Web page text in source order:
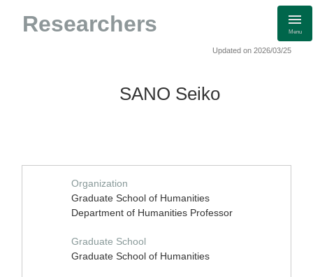
Researchers Menu
Updated on 2026/03/25
SANO Seiko
Organization
Graduate School of Humanities
Department of Humanities Professor
Graduate School
Graduate School of Humanities